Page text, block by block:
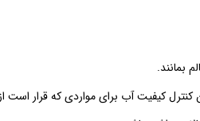
بمانند.
کیفیت آب برای مواردی که قرار است